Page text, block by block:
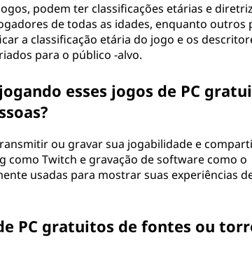
podem ter classificações etárias e
de todas as idades, enquanto outros
a classificação etária do jogo e os
para o público -alvo.
esses jogos de PC
ou gravar sua jogabilidade e
como Twitch e gravação de software como o
usadas para mostrar suas experiências
PC gratuitos de fontes ou